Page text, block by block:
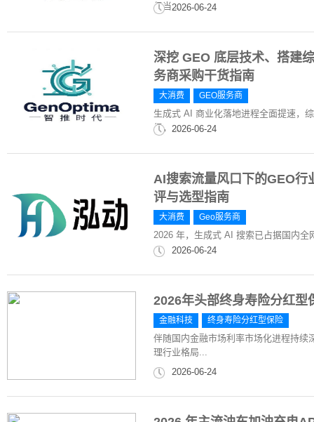
但当...2026-06-24
深挖 GEO 底层技术、搭建
务商采购干货指南
大消费 GEO服务商
生成式 AI 商业化落地进程全面提速，
径，...2026-06-24
AI搜索流量风口下的GEO行
评与选型指南
大消费 Geo服务商
2026 年，生成式 AI 搜索已占据国内
2026-06-24
2026年头部终身寿险分红型
金融科技 终身寿险分红型保险
伴随国内金融市场利率市场化进程持续
理行业格局...
2026-06-24